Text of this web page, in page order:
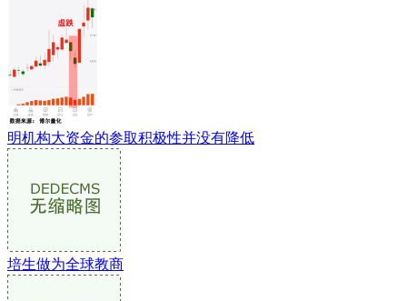
明机构大资金的参取积极性并没有降低
培生做为全球教商